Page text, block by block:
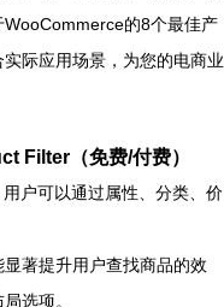
的8个最佳产
际应用场景，为您的电商业
Filter（免费/付费）
户可以通过属性、分类、价
著提升用户查找商品的效
选项。